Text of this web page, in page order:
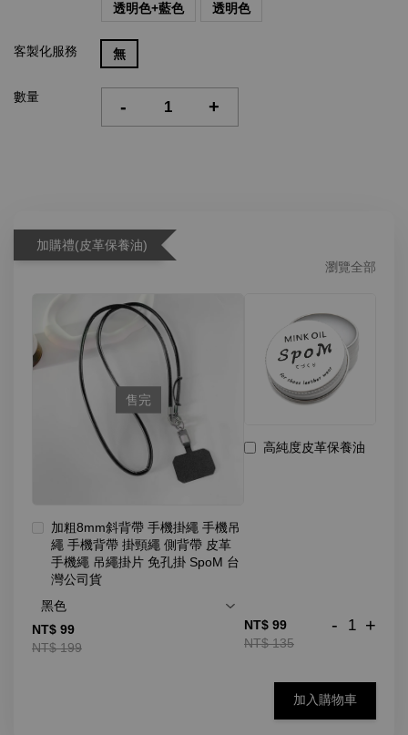
透明色+藍色 透明色
客製化服務 無
數量 - +
加購禮(皮革保養油)
瀏覽全部
售完
加粗8mm斜背帶 手機掛繩 手機吊
繩 手機背帶 掛頸繩 側背帶 皮革
手機繩 吊繩掛片 免孔掛 SpoM 台
灣公司貨
NT$ 99
NT$ 199
高純度皮革保養油
NT$ 99
NT$ 135
- +
加入購物車